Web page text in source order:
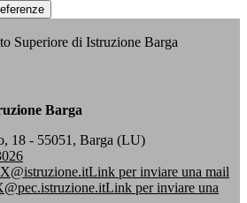
Superiore di Istruzione Barga
Barga
18 - 55051, Barga (LU)
Link per inviare una mail
Link per inviare una